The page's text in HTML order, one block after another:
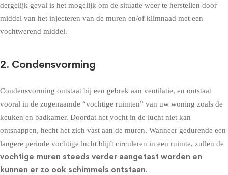
dergelijk geval is het mogelijk om de situatie weer te herstellen door
middel van het injecteren van de muren en/of klimnaad met een
vochtwerend middel.
2. Condensvorming
Condensvorming ontstaat bij een gebrek aan ventilatie, en ontstaat
vooral in de zogenaamde “vochtige ruimten” van uw woning zoals de
keuken en badkamer. Doordat het vocht in de lucht niet kan
ontsnappen, hecht het zich vast aan de muren. Wanneer gedurende een
langere periode vochtige lucht blijft circuleren in een ruimte, zullen de
vochtige muren steeds verder aangetast worden en
kunnen er zo ook schimmels ontstaan.